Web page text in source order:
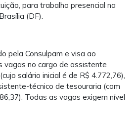
para trabalho presencial na
(DF).
pela Consulpam e visa ao
vagas no cargo de assistente
salário inicial é de R$ 4.772,76),
técnico de tesouraria (com
Todas as vagas exigem nível